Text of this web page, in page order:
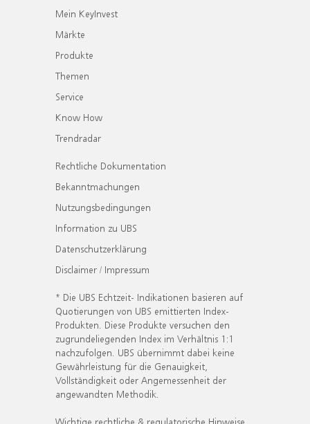
Mein KeyInvest
Märkte
Produkte
Themen
Service
Know How
Trendradar
Rechtliche Dokumentation
Bekanntmachungen
Nutzungsbedingungen
Information zu UBS
Datenschutzerklärung
Disclaimer / Impressum
* Die UBS Echtzeit- Indikationen basieren auf
Quotierungen von UBS emittierten Index-
Produkten. Diese Produkte versuchen den
zugrundeliegenden Index im Verhältnis 1:1
nachzufolgen. UBS übernimmt dabei keine
Gewährleistung für die Genauigkeit,
Vollständigkeit oder Angemessenheit der
angewandten Methodik.